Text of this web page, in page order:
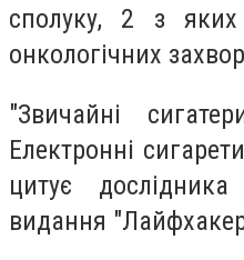
сполуку, 2 з
онкологічних
"Звичайні
Електронні
цитує
видання